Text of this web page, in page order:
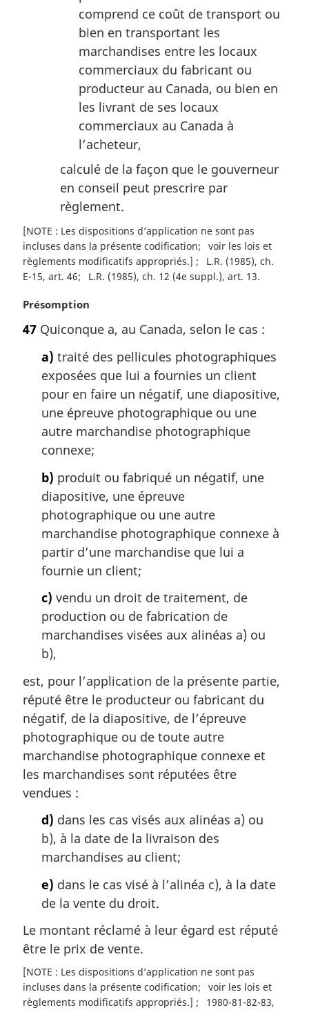
comprend ce coût de transport ou
bien en transportant les
marchandises entre les locaux
commerciaux du fabricant ou
producteur au Canada, ou bien en
les livrant de ses locaux
commerciaux au Canada à
l’acheteur,
calculé de la façon que le gouverneur
en conseil peut prescrire par
règlement.
[NOTE : Les dispositions d’application ne sont pas
incluses dans la présente codification
voir les lois et
règlements modificatifs appropriés.]
L.R. (1985), ch.
E-15, art. 46
L.R. (1985), ch. 12 (4e suppl.), art. 13
N
t
Présomption
47 Quiconque a, au Canada, selon le cas :
a) traité des pellicules photographiques
exposées que lui a fournies un client
pour en faire un négatif, une diapositive,
une épreuve photographique ou une
autre marchandise photographique
connexe;
b) produit ou fabriqué un négatif, une
diapositive, une épreuve
photographique ou une autre
marchandise photographique connexe à
partir d’une marchandise que lui a
fournie un client;
c) vendu un droit de traitement, de
production ou de fabrication de
marchandises visées aux alinéas a) ou
b),
est, pour l’application de la présente partie,
réputé être le producteur ou fabricant du
négatif, de la diapositive, de l’épreuve
photographique ou de toute autre
marchandise photographique connexe et
les marchandises sont réputées être
vendues :
d) dans les cas visés aux alinéas a) ou
b), à la date de la livraison des
marchandises au client;
e) dans le cas visé à l’alinéa c), à la date
de la vente du droit.
Le montant réclamé à leur égard est réputé
être le prix de vente.
[NOTE : Les dispositions d’application ne sont pas
incluses dans la présente codification
voir les lois et
règlements modificatifs appropriés.]
1980-81-82-83,